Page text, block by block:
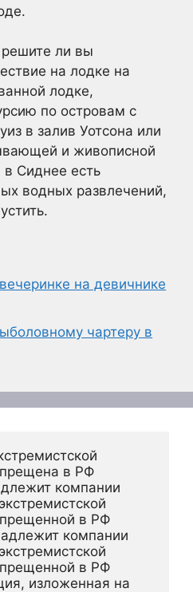
ли вы
на лодке на
лодке,
по островам с
в залив Уотсона или
и живописной
в Сиднее есть
водных развлечений,
на девичнике
чартеру в
в РФ
компании
в РФ
компании
в РФ
изложенная на